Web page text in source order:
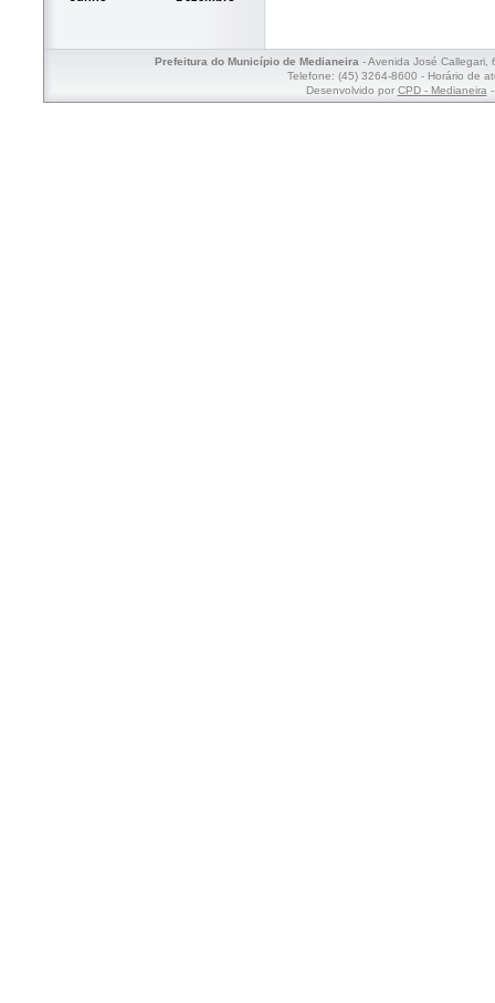
Prefeitura do Município de Medianeira- Avenida José Callegari,
Telefone: (45) 3264-8600 - Horário de
Desenvolvido por CPD - Medianeira-